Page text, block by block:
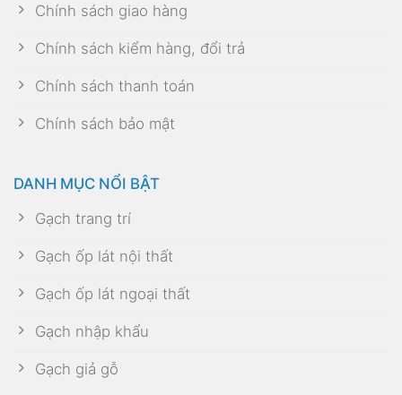
Chính sách giao hàng
Chính sách kiểm hàng, đổi trả
Chính sách thanh toán
Chính sách bảo mật
DANH MỤC NỔI BẬT
Gạch trang trí
Gạch ốp lát nội thất
Gạch ốp lát ngoại thất
Gạch nhập khẩu
Gạch giả gỗ